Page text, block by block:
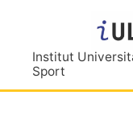
contenuInstitut
Sport